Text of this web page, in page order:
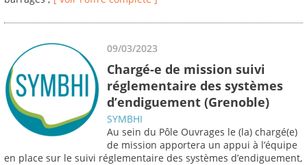
09/03/2023
Chargé-e de mission suivi
réglementaire des systèmes
d’endiguement (Grenoble)
SYMBHI
Au sein du Pôle Ouvrages le (la) chargé(e)
de mission apportera un appui à l’équipe
en place sur le suivi réglementaire des systèmes d’endiguement,